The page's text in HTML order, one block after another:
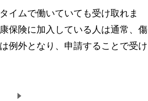
イムで働いていても受け取れま
保険に加入している人は通常、傷
例外となり、申請することで受け